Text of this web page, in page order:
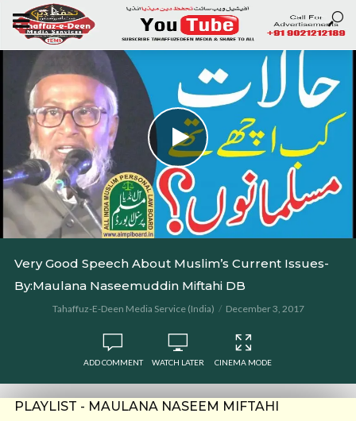
Very Good Speech About Muslim’s Current Issues-
By:Maulana Naseemuddin Miftahi DB
Tahaffuz-E-Deen Media Service (India) December 3, 2017
ADD COMMENT WATCH LATER CINEMA MODE
PLAYLIST - MAULANA NASEEM MIFTAHI